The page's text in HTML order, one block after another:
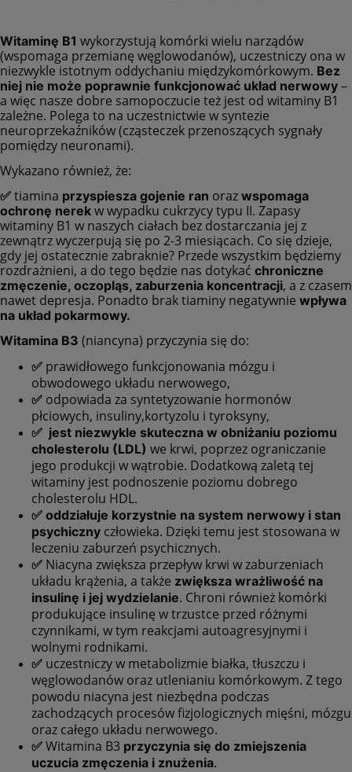
Witaminę B1 wykorzystują komórki wielu narządów
(wspomaga przemianę węglowodanów), uczestniczy ona w
niezwykle istotnym oddychaniu międzykomórkowym. Bez
niej nie może poprawnie funkcjonować układ nerwowy –
a więc nasze dobre samopoczucie też jest od witaminy B1
zależne. Polega to na uczestnictwie w syntezie
neuroprzekaźników (cząsteczek przenoszących sygnały
pomiędzy neuronami).
Wykazano również, że:
✅ tiamina przyspiesza gojenie ran oraz wspomaga
ochronę nerek w wypadku cukrzycy typu II. Zapasy
witaminy B1 w naszych ciałach bez dostarczania jej z
zewnątrz wyczerpują się po 2-3 miesiącach. Co się dzieje,
gdy jej ostatecznie zabraknie? Przede wszystkim będziemy
rozdrażnieni, a do tego będzie nas dotykać chroniczne
zmęczenie, oczopląs, zaburzenia koncentracji, a z czasem
nawet depresja. Ponadto brak tiaminy negatywnie wpływa
na układ pokarmowy.
Witamina B3 (niancyna) przyczynia się do:
✅ prawidłowego funkcjonowania mózgu i
obwodowego układu nerwowego,
✅ odpowiada za syntetyzowanie hormonów
płciowych, insuliny,kortyzolu i tyroksyny,
✅ jest niezwykle skuteczna w obniżaniu poziomu
cholesterolu (LDL) we krwi, poprzez ograniczanie
jego produkcji w wątrobie. Dodatkową zaletą tej
witaminy jest podnoszenie poziomu dobrego
cholesterolu HDL.
✅ oddziałuje korzystnie na system nerwowy i stan
psychiczny człowieka. Dzięki temu jest stosowana w
leczeniu zaburzeń psychicznych.
✅ Niacyna zwiększa przepływ krwi w zaburzeniach
układu krążenia, a także zwiększa wrażliwość na
insulinę i jej wydzielanie. Chroni również komórki
produkujące insulinę w trzustce przed różnymi
czynnikami, w tym reakcjami autoagresyjnymi i
wolnymi rodnikami.
✅ uczestniczy w metabolizmie białka, tłuszczu i
węglowodanów oraz utlenianiu komórkowym. Z tego
powodu niacyna jest niezbędna podczas
zachodzących procesów fizjologicznych mięśni, mózgu
oraz całego układu nerwowego.
✅ Witamina B3 przyczynia się do zmiejszenia
uczucia zmęczenia i znużenia.